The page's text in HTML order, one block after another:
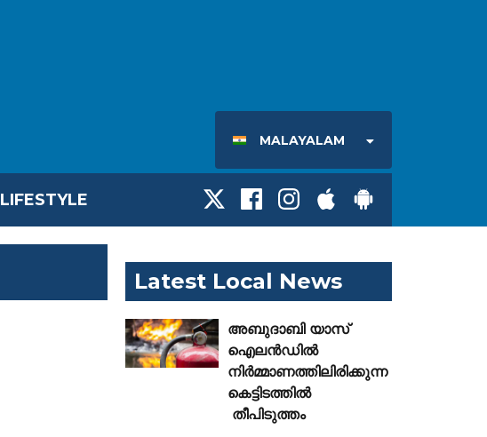
MALAYALAM
LIFESTYLE
Latest Local News
അബുദാബി യാസ്
ഐലൻഡിൽ
നിർമ്മാണത്തിലിരിക്കുന്ന
കെട്ടിടത്തിൽ
തീപിടുത്തം